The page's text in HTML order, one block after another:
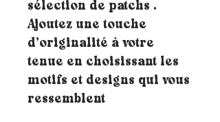
sélection de patchs .
Ajoutez une touche
d’originalité à votre
tenue en choisissant les
motifs et designs qui vous
ressemblent